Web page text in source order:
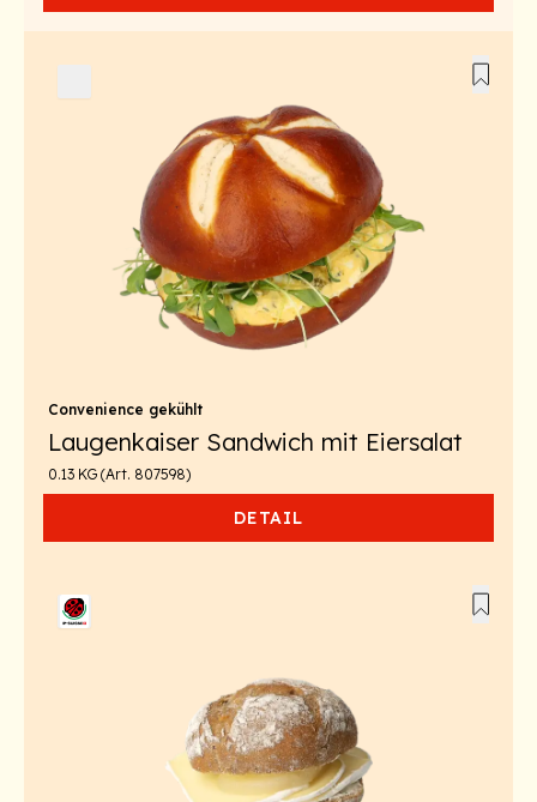
Convenience gekühlt
Laugenkaiser Sandwich mit Eiersalat
0.13 KG (Art. 807598)
DETAIL